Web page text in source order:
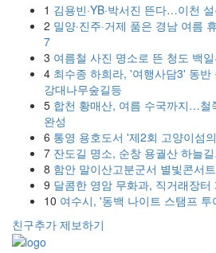
1 김용빈·YB·박서진 뜬다…이천
2 밀양·진주·거제 품은 경남 여름
7
3 여름철 사진 명소로 뜬 청도 백
4 최수종 하희라, '여행사담3' 동
강대나무숲길등
5 합천 황매산, 여름 수국까지…철
완성
6 통영 용호도서 '제2회 고양이섬
7 잔도길 명소, 순창 용궐산 하늘
8 함안 말이산고분군서 별빛콘서
9 달콤한 영암 무화과, 직거래장터
10 여수시, '동백 나이트 스탬프 투
친구추가 제보하기